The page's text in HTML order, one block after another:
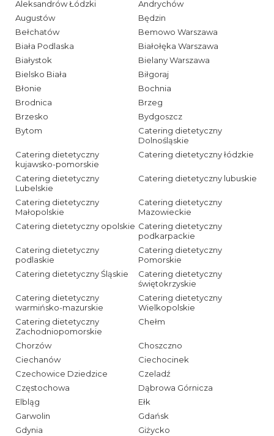
Aleksandrów Łódzki
Andrychów
Augustów
Będzin
Bełchatów
Bemowo Warszawa
Biała Podlaska
Białołęka Warszawa
Białystok
Bielany Warszawa
Bielsko Biała
Biłgoraj
Błonie
Bochnia
Brodnica
Brzeg
Brzesko
Bydgoszcz
Bytom
Catering dietetyczny
Dolnośląskie
Catering dietetyczny
kujawsko-pomorskie
Catering dietetyczny łódzkie
Catering dietetyczny
Lubelskie
Catering dietetyczny lubuskie
Catering dietetyczny
Małopolskie
Catering dietetyczny
Mazowieckie
Catering dietetyczny opolskie Catering dietetyczny
podkarpackie
Catering dietetyczny
podlaskie
Catering dietetyczny
Pomorskie
Catering dietetyczny Śląskie
Catering dietetyczny
świętokrzyskie
Catering dietetyczny
warmińsko-mazurskie
Catering dietetyczny
Wielkopolskie
Catering dietetyczny
Zachodniopomorskie
Chełm
Chorzów
Choszczno
Ciechanów
Ciechocinek
Czechowice Dziedzice
Czeladź
Częstochowa
Dąbrowa Górnicza
Elbląg
Ełk
Garwolin
Gdańsk
Gdynia
Giżycko